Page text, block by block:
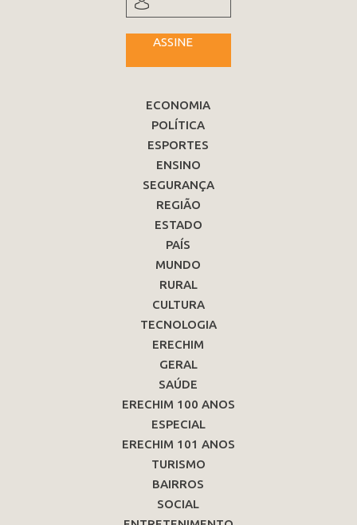
ASSINE
ECONOMIA
POLÍTICA
ESPORTES
ENSINO
SEGURANÇA
REGIÃO
ESTADO
PAÍS
MUNDO
RURAL
CULTURA
TECNOLOGIA
ERECHIM
GERAL
SAÚDE
ERECHIM 100 ANOS
ESPECIAL
ERECHIM 101 ANOS
TURISMO
BAIRROS
SOCIAL